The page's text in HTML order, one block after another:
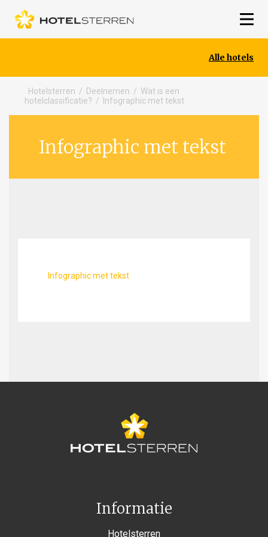
Alle hotels
Hotelsterren / Deelnemen / Wat is een
hotelclassificatie? / Infographic met tekst
Infographic met tekst
Infographic met tekst
Informatie
Hotelsterren